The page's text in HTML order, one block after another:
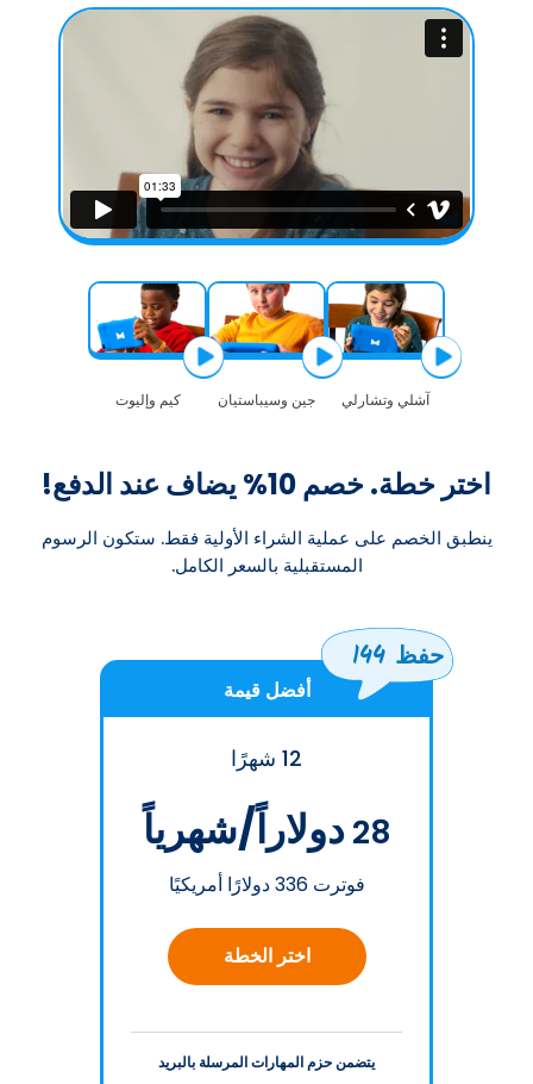
آشلي وتشارلي جين وسيباستيان كيم وإليوت
اختر خطة. خصم 10% يضاف عند الدفع!
ينطبق الخصم على عملية الشراء الأولية فقط. ستكون الرسوم
المستقبلية بالسعر الكامل.
حفظ 144
أفضل قيمة
12 شهرًا
28 دولاراً/شهرياً
فوترت 336 دولارًا أمريكيًا
اختر الخطة
يتضمن حزم المهارات المرسلة بالبريد